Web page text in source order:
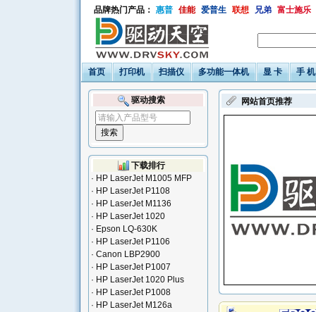
品牌热门产品： 惠普 佳能 爱普生 联想 兄弟 富士施乐
首页 打印机 扫描仪 多功能一体机 显 卡 手 机
驱动搜索
下载排行
· HP LaserJet M1005 MFP
· HP LaserJet P1108
· HP LaserJet M1136
· HP LaserJet 1020
· Epson LQ-630K
· HP LaserJet P1106
· Canon LBP2900
· HP LaserJet P1007
· HP LaserJet 1020 Plus
· HP LaserJet P1008
· HP LaserJet M126a
网站首页推荐